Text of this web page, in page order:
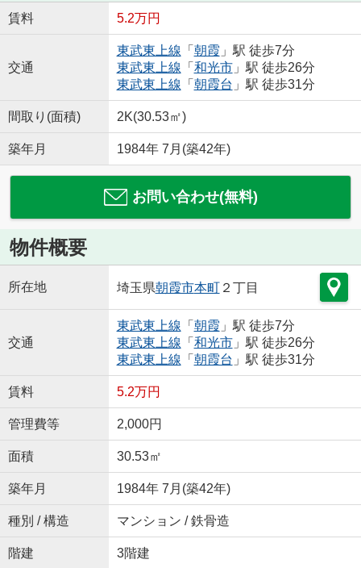
賃料 5.2万円
交通
東武東上線 「 朝霞 」駅 徒歩7分
東武東上線 「 和光市」駅 徒歩26分
東武東上線 「 朝霞台 」駅 徒歩31分
間取り(面積) 2K(30.53㎡)
築年月 1984年 7月(築42年)
お問い合わせ(無料)
物件概要
所在地 埼玉県朝霞市本町２丁目
交通
東武東上線 「 朝霞 」駅 徒歩7分
東武東上線 「 和光市」駅 徒歩26分
東武東上線 「 朝霞台 」駅 徒歩31分
賃料 5.2万円
管理費等 2,000円
面積 30.53㎡
築年月 1984年 7月(築42年)
種別 / 構造 マンション / 鉄骨造
階建 3階建